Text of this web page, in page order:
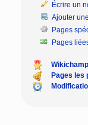
Écrire un
Ajouter
Pages
Pages
Pages les